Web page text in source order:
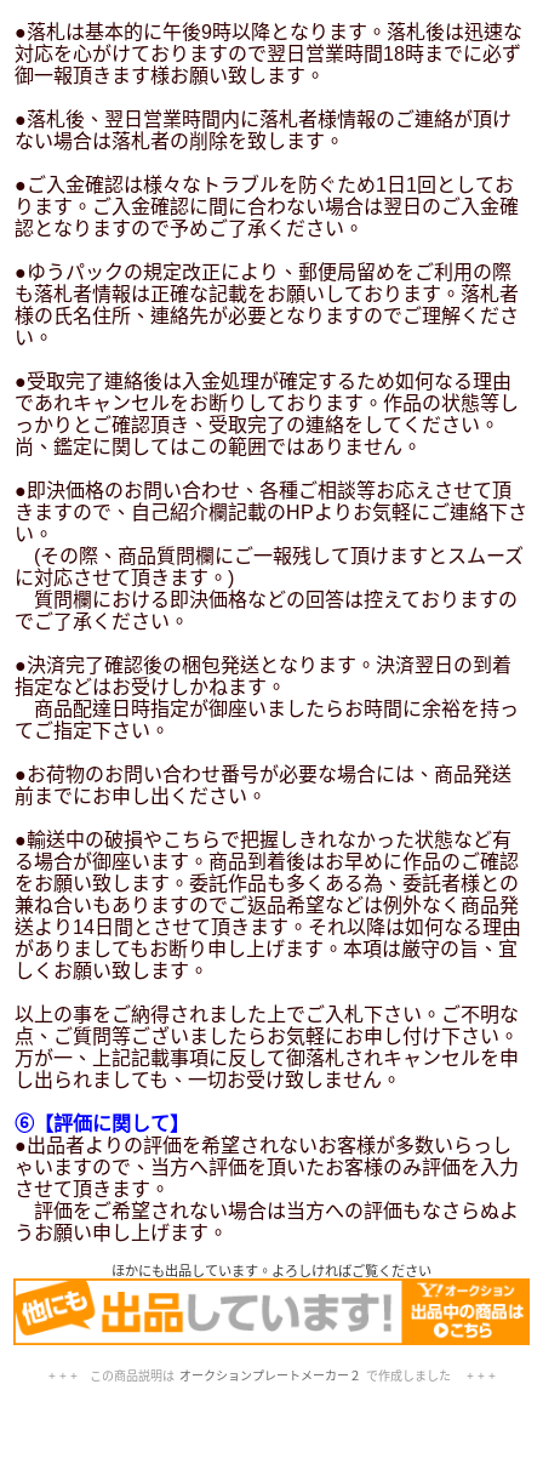
●落札は基本的に午後9時以降となります。落札後は迅速な
対応を心がけておりますので翌日営業時間18時までに必ず
御一報頂きます様お願い致します。
●落札後、翌日営業時間内に落札者様情報のご連絡が頂け
ない場合は落札者の削除を致します。
●ご入金確認は様々なトラブルを防ぐため1日1回としてお
ります。ご入金確認に間に合わない場合は翌日のご入金確
認となりますので予めご了承ください。
●ゆうパックの規定改正により、郵便局留めをご利用の際
も落札者情報は正確な記載をお願いしております。落札者
様の氏名住所、連絡先が必要となりますのでご理解くださ
い。
●受取完了連絡後は入金処理が確定するため如何なる理由
であれキャンセルをお断りしております。作品の状態等し
っかりとご確認頂き、受取完了の連絡をしてください。
尚、鑑定に関してはこの範囲ではありません。
●即決価格のお問い合わせ、各種ご相談等お応えさせて頂
きますので、自己紹介欄記載のHPよりお気軽にご連絡下さ
い。
(その際、商品質問欄にご一報残して頂けますとスムーズ
に対応させて頂きます。)
質問欄における即決価格などの回答は控えておりますの
でご了承ください。
●決済完了確認後の梱包発送となります。決済翌日の到着
指定などはお受けしかねます。
商品配達日時指定が御座いましたらお時間に余裕を持っ
てご指定下さい。
●お荷物のお問い合わせ番号が必要な場合には、商品発送
前までにお申し出ください。
●輸送中の破損やこちらで把握しきれなかった状態など有
る場合が御座います。商品到着後はお早めに作品のご確認
をお願い致します。委託作品も多くある為、委託者様との
兼ね合いもありますのでご返品希望などは例外なく商品発
送より14日間とさせて頂きます。それ以降は如何なる理由
がありましてもお断り申し上げます。本項は厳守の旨、宜
しくお願い致します。
以上の事をご納得されました上でご入札下さい。ご不明な
点、ご質問等ございましたらお気軽にお申し付け下さい。
万が一、上記記載事項に反して御落札されキャンセルを申
し出られましても、一切お受け致しません。
⑥【評価に関して】
●出品者よりの評価を希望されないお客様が多数いらっし
ゃいますので、当方へ評価を頂いたお客様のみ評価を入力
させて頂きます。
評価をご希望されない場合は当方への評価もなさらぬよ
うお願い申し上げます。
ほかにも出品しています。よろしければご覧ください
+ + + この商品説明は オークションプレートメーカー２
で作成しました + + +